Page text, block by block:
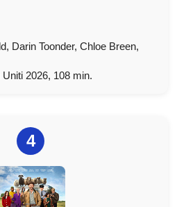
Darin Toonder, Chloe Breen,
2026, 108 min.
4